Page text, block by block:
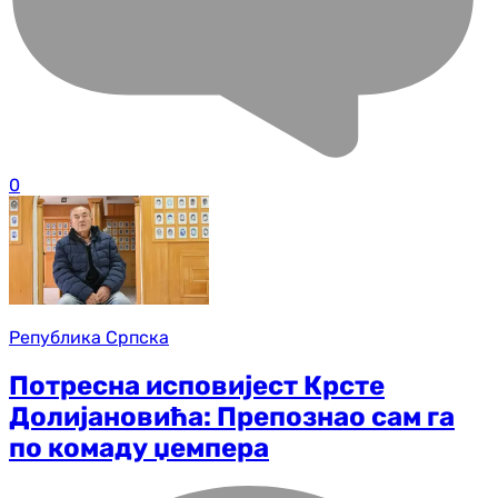
0
Република Српска
Потресна исповијест Крсте
Долијановића: Препознао сам га
по комаду џемпера